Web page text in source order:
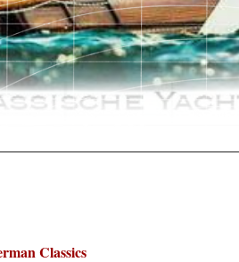
Classics